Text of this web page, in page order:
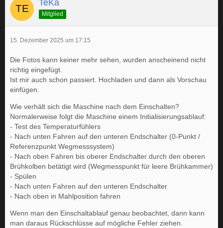
TeKa
Mitglied
15. Dezember 2025 um 17:15
Die Fotos kann keiner mehr sehen, wurden anscheinend nicht
richtig eingefügt.
Ist mir auch schon passiert. Hochladen und dann als Vorschau
einfügen.
Wie verhält sich die Maschine nach dem Einschalten?
Normalerweise folgt die Maschine einem Initialisierungsablauf:
- Test des Temperaturfühlers
- Nach unten Fahren auf den unteren Endschalter (0-Punkt /
Referenzpunkt Wegmesssystem)
- Nach oben Fahren bis oberer Endschalter durch den oberen
Brühkolben betätigt wird (Wegmesspunkt für leere Brühkammer)
- Spülen
- Nach unten Fahren auf den unteren Endschalter
- Nach oben in Mahlposition fahren
Wenn man den Einschaltablauf genau beobachtet, dann kann
man daraus Rückschlüsse auf mögliche Fehler ziehen.